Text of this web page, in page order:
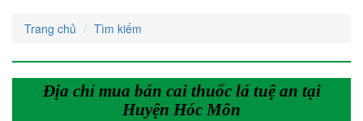
Trang chủ Tìm kiếm
Địa chỉ mua bán cai thuốc lá tuệ an tại
Huyện Hóc Môn